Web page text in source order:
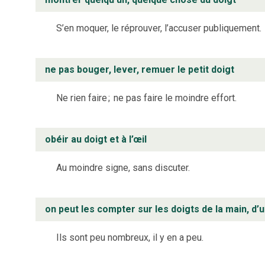
S’en moquer, le réprouver, l’accuser publiquement.
ne pas bouger, lever, remuer le petit doigt
Ne rien faire; ne pas faire le moindre effort.
obéir au doigt et à l’œil
Au moindre signe, sans discuter.
on peut les compter sur les doigts de la main,
Ils sont peu nombreux, il y en a peu.